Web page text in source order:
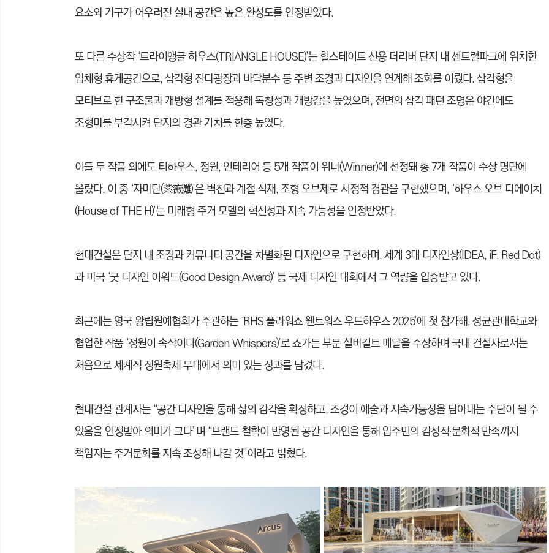
요소와 가구가 어우러진 실내 공간은 높은 완성도를 인정받았다.
또 다른 수상작 ‘트라이앵글 하우스(TRIANGLE HOUSE)’는 힐스테이트 신용 더리버 단지 내 센트럴파크에 위치한
입체형 휴게공간으로, 삼각형 잔디광장과 바닥분수 등 주변 조경과 디자인을 연계해 조화를 이뤘다. 삼각형을
모티브로 한 구조물과 개방형 설계를 적용해 독창성과 개방감을 높였으며, 전면의 삼각 패턴 조명은 야간에도
조형미를 부각시켜 단지의 경관 가치를 한층 높였다.
이들 두 작품 외에도 티하우스, 정원, 인테리어 등 5개 작품이 위너(Winner)에 선정돼 총 7개 작품이 수상 명단에
올랐다. 이 중 ‘자미탄(紫薇灘)’은 벽천과 계절 식재, 조형 오브제로 서정적 경관을 구현했으며, ‘하우스 오브 디에이치
(House of THE H)’는 미래형 주거 모델의 혁신성과 지속 가능성을 인정받았다.
현대건설은 단지 내 조경과 커뮤니티 공간을 차별화된 디자인으로 구현하며, 세계 3대 디자인상(IDEA, iF, Red Dot)
과 미국 ‘굿 디자인 어워드(Good Design Award)’ 등 국제 디자인 대회에서 그 역량을 입증받고 있다.
최근에는 영국 왕립원예협회가 주관하는 ‘RHS 플라워쇼 웬트워스 우드하우스 2025’에 첫 참가해, 성균관대학교와
협업한 작품 ‘정원이 속삭이다(Garden Whispers)’로 쇼가든 부문 실버길트 메달을 수상하며 국내 건설사로서는
처음으로 세계적 정원축제 무대에서 의미 있는 성과를 남겼다.
현대건설 관계자는 “공간 디자인을 통해 삶의 감각을 확장하고, 조경이 예술과 지속가능성을 담아내는 수단이 될 수
있음을 인정받아 의미가 크다”며 “브랜드 철학이 반영된 공간 디자인을 통해 입주민의 감성적·문화적 만족까지
책임지는 주거문화를 지속 조성해 나갈 것”이라고 밝혔다.